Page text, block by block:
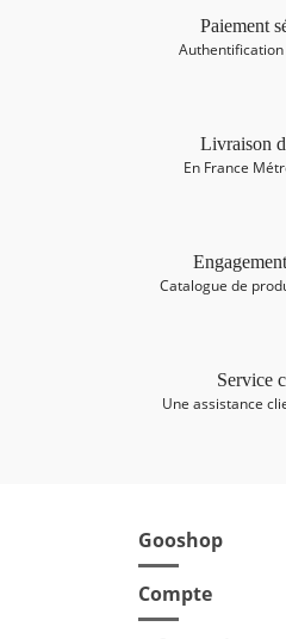
Paiement
Livraison
En France
Catalogue de
Service
Une assistance
Gooshop
Compte